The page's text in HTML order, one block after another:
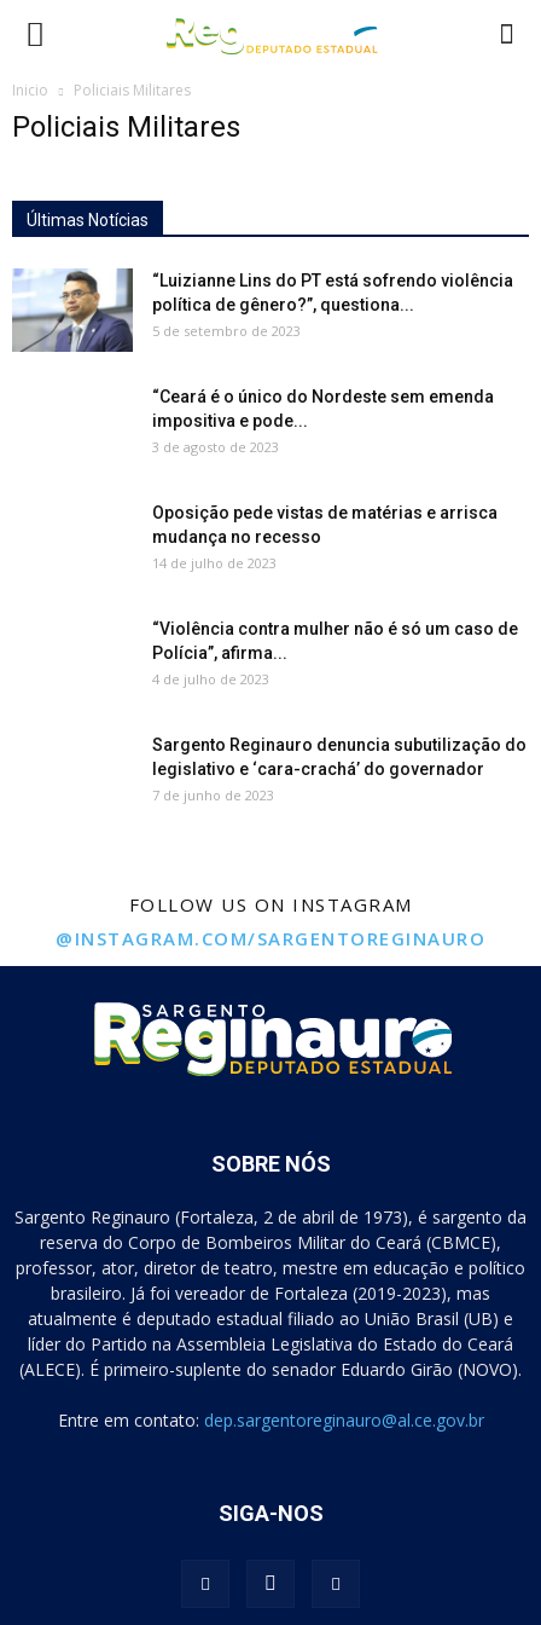
Inicio Policiais Militares
Policiais Militares
Últimas Notícias
“Luizianne Lins do PT está sofrendo violência
política de gênero?”, questiona...
5 de setembro de 2023
“Ceará é o único do Nordeste sem emenda
impositiva e pode...
3 de agosto de 2023
Oposição pede vistas de matérias e arrisca
mudança no recesso
14 de julho de 2023
“Violência contra mulher não é só um caso de
Polícia”, afirma...
4 de julho de 2023
Sargento Reginauro denuncia subutilização do
legislativo e ‘cara-crachá’ do governador
7 de junho de 2023
FOLLOW US ON INSTAGRAM
@INSTAGRAM.COM/SARGENTOREGINAURO
SOBRE NÓS
Sargento Reginauro (Fortaleza, 2 de abril de 1973), é sargento da
reserva do Corpo de Bombeiros Militar do Ceará (CBMCE),
professor, ator, diretor de teatro, mestre em educação e político
brasileiro. Já foi vereador de Fortaleza (2019-2023), mas
atualmente é deputado estadual filiado ao União Brasil (UB) e
líder do Partido na Assembleia Legislativa do Estado do Ceará
(ALECE). É primeiro-suplente do senador Eduardo Girão (NOVO).
Entre em contato: dep.sargentoreginauro@al.ce.gov.br
SIGA-NOS